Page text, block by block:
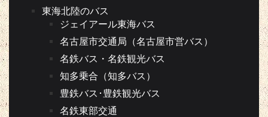
東海北陸のバス
ジェイアール東海バス
名古屋市交通局（名古屋市営バス）
名鉄バス・名鉄観光バス
知多乗合（知多バス）
豊鉄バス･豊鉄観光バス
名鉄東部交通